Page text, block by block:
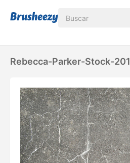
Rebecca-Parker-Stock-201